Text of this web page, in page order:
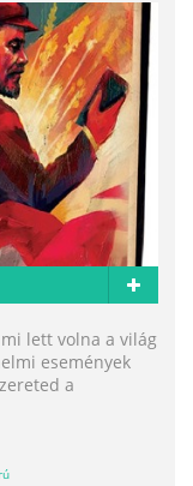
lett volna a világ
események
a